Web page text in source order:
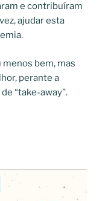
e contribuíram
ajudar esta
bem, mas
perante a
“take-away”.